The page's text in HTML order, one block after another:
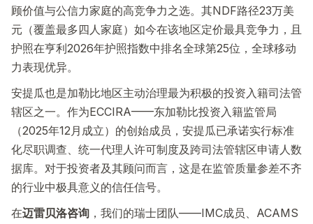
顾价值与公信力家庭的高竞争力之选。其NDF路径23万美
元（覆盖最多四人家庭）如今在该地区定价最具竞争力，且
护照在亨利2026年护照指数中排名全球第25位，全球移动
力表现优异。
安提瓜也是加勒比地区主动治理最为积极的投资入籍司法管
辖区之一。作为ECCIRA——东加勒比投资入籍监管局
（2025年12月成立）的创始成员，安提瓜已承诺实行标准
化尽职调查、统一代理人许可制度及跨司法管辖区申请人数
据库。对于投资者及其顾问而言，这是在监管质量参差不齐
的行业中极具意义的信任信号。
在迈雷贝洛咨询 ，我们的瑞士团队——IMC成员、ACAMS